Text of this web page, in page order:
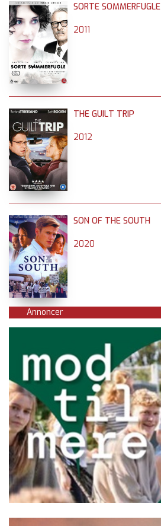
SORTE SOMMERFUGLE
2011
THE GUILT TRIP
2012
SON OF THE SOUTH
2020
Annoncer